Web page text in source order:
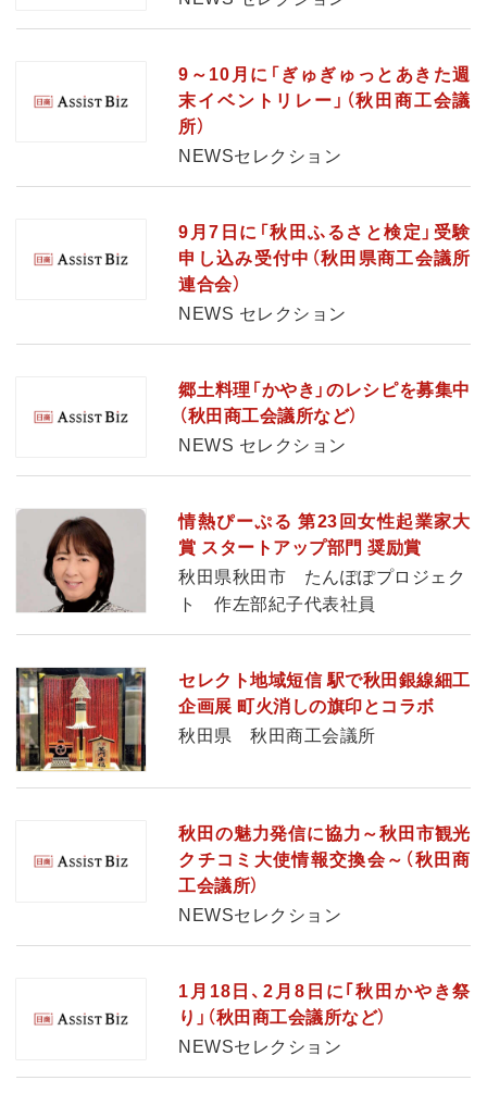
9～10月に「ぎゅぎゅっとあきた週
末イベントリレー」（秋田商工会議
所）
NEWSセレクション
9月7日に「秋田ふるさと検定」受験
申し込み受付中（秋田県商工会議所
連合会）
NEWS セレクション
郷土料理「かやき」のレシピを募集中
（秋田商工会議所など）
NEWS セレクション
情熱ぴーぷる 第23回女性起業家大
賞 スタートアップ部門 奨励賞
秋田県秋田市 たんぽぽプロジェク
ト 作左部紀子代表社員
セレクト地域短信 駅で秋田銀線細工
企画展 町火消しの旗印とコラボ
秋田県 秋田商工会議所
秋田の魅力発信に協力～秋田市観光
クチコミ大使情報交換会～（秋田商
工会議所）
NEWSセレクション
1月18日、2月8日に｢秋田かやき祭
り」（秋田商工会議所など）
NEWSセレクション